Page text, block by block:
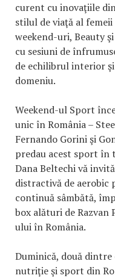
curent cu inovaţiile
stilul de viaţă al
weekend-uri, Beauty
cu sesiuni de
de echilibrul interior
domeniu.
Weekend-ul Sport
unic în România –
Fernando Gorini şi
predau acest sport în
Dana Beltechi vă
distractivă de aerobic
continuă sâmbătă,
box alături de Razvan
ului în România.
Duminică, două
nutriţie şi sport din